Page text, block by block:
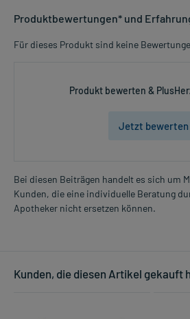
Produktbewertungen* und
Für dieses Produkt sind keine
Produkt bewerten &
Jetzt bewerten
Bei diesen Beiträgen handelt es sich um
Kunden, die eine individuelle Beratung
Apotheker nicht ersetzen können.
Kunden, die diesen Artikel gekauft